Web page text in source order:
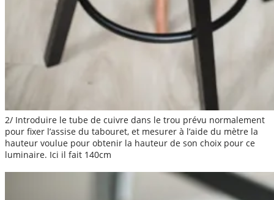
2/ Introduire le tube de cuivre dans le trou prévu normalement
pour fixer l’assise du tabouret, et mesurer à l’aide du mètre la
hauteur voulue pour obtenir la hauteur de son choix pour ce
luminaire. Ici il fait 140cm